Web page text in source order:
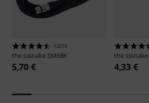
12376
the sssnake SM6BK
5,70 €
the sssnake
4,33 €